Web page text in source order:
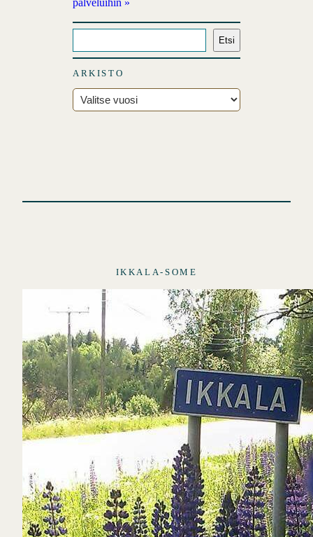
t
s
i
Etsi
ARKISTO
r
IKKALA-SOME